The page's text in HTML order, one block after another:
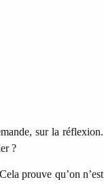
sur la réflexion.
?
prouve qu’on n’est